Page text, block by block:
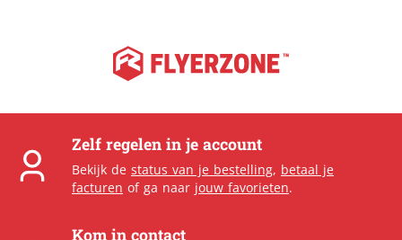
Zelf regelen in je account
Bekijk de status van je bestelling, betaal je
facturen of ga naar jouw favorieten.
Kom in contact